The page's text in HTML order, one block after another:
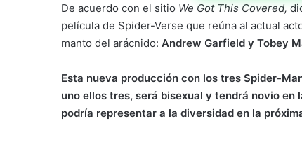
De acuerdo con el sitio We Got This Covered,
película de Spider-Verse que reúna al actual
manto del arácnido: Andrew Garfield y Tobey
Esta nueva producción con los tres Spider-
uno ellos tres, será bisexual y tendrá novio
podría representar a la diversidad en la